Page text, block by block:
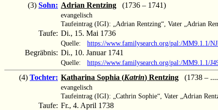
(3) Sohn: Adrian Rentzing (1736 – 1741)
evangelisch
Taufeintrag (IGI): „Adrian Rentzing“, Vater „Adrian
Taufe: Di., 15. Mai 1736
Quelle: https://www.familysearch.org/pal:/MM9.1.1/
Begräbnis: Di., 10. Januar 1741
Quelle: https://www.familysearch.org/pal:/MM9.1.1/
(4) Tochter: Katharina Sophia (Katrin) Rentzing (1738 –
evangelisch
Taufeintrag (IGI): „Cathrin Sophie“, Vater „Adrian
Taufe: Fr., 4. April 1738